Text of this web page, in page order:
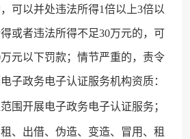
可以并处违法所得1倍以上3倍以
或者违法所得不足30万元的，可
元以下罚款；情节严重的，责令
子政务电子认证服务机构资质：
围开展电子政务电子认证服务；
租、出借、伪造、变造、冒用、租